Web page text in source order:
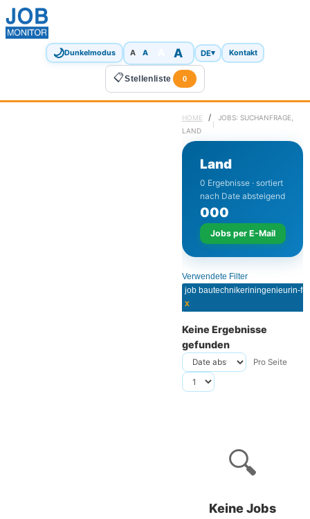
🌙Dunkelmodus A A A DE▾ Kontakt
📋Stellenliste 0
HOME /
JOBS: SUCHANFRAGE,
LAND
Land
0 Ergebnisse · sortiert
nach Date absteigend
000
Jobs per E-Mail
Verwendete Filter
x
Keine Ergebnisse
gefunden
Pro Seite
🔍
Keine Jobs